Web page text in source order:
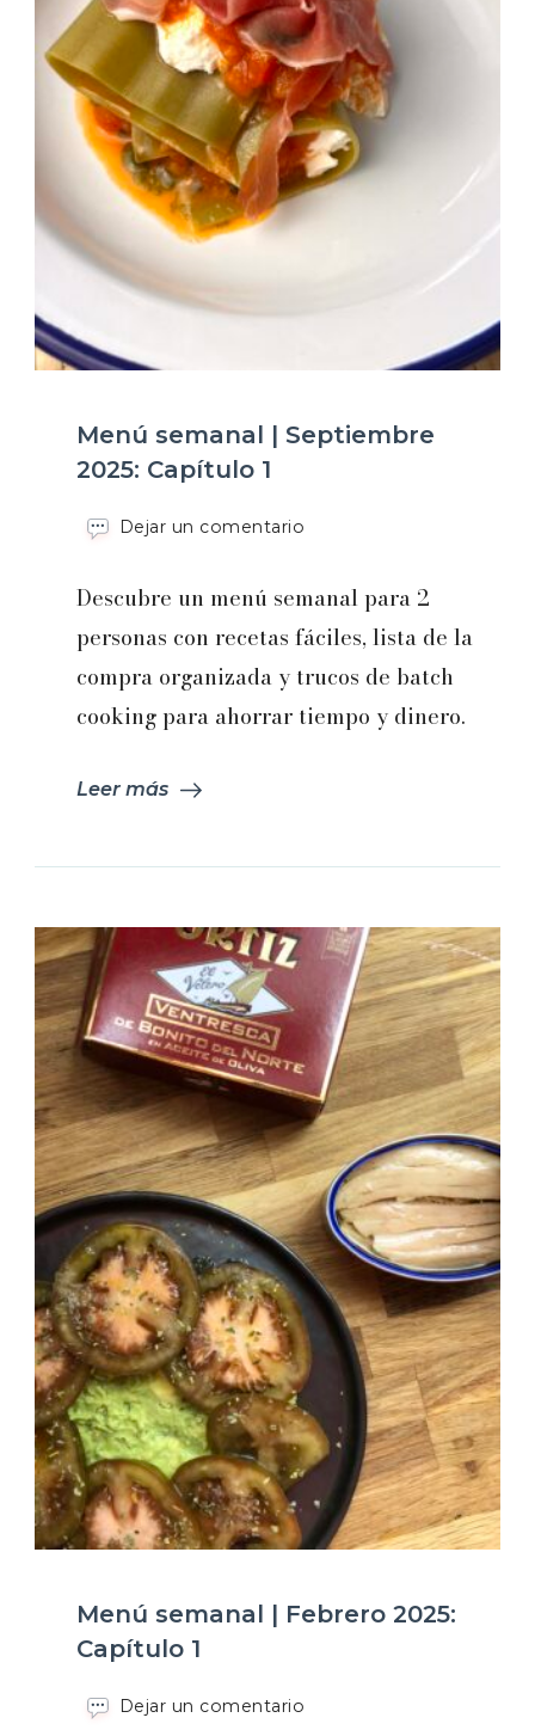
Menú semanal | Septiembre
2025: Capítulo 1
Dejar un comentario
|
Septiembre
2025:
Capítulo
Descubre un menú semanal para 2
personas con recetas fáciles, lista de la
compra organizada y trucos de batch
cooking para ahorrar tiempo y dinero.
Leer más
Menú semanal | Febrero 2025:
Capítulo 1
Dejar un comentario